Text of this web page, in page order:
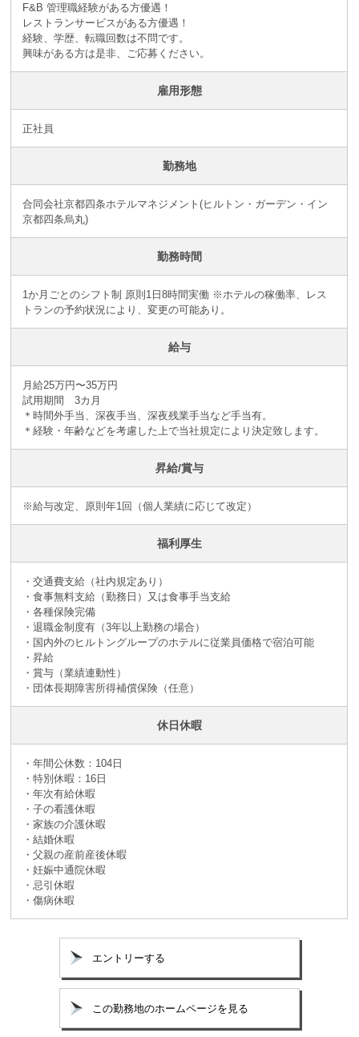
F&B 管理職経験がある方優遇！
レストランサービスがある方優遇！
経験、学歴、転職回数は不問です。
興味がある方は是非、ご応募ください。
雇用形態
正社員
勤務地
合同会社京都四条ホテルマネジメント(ヒルトン・ガーデン・イン
京都四条烏丸)
勤務時間
1か月ごとのシフト制 原則1日8時間実働 ※ホテルの稼働率、レス
トランの予約状況により、変更の可能あり。
給与
月給25万円〜35万円
試用期間 3カ月
＊時間外手当、深夜手当、深夜残業手当など手当有。
＊経験・年齢などを考慮した上で当社規定により決定致します。
昇給/賞与
※給与改定、原則年1回（個人業績に応じて改定）
福利厚生
・交通費支給（社内規定あり）
・食事無料支給（勤務日）又は食事手当支給
・各種保険完備
・退職金制度有（3年以上勤務の場合）
・国内外のヒルトングループのホテルに従業員価格で宿泊可能
・昇給
・賞与（業績連動性）
・団体長期障害所得補償保険（任意）
休日休暇
・年間公休数：104日
・特別休暇：16日
・年次有給休暇
・子の看護休暇
・家族の介護休暇
・結婚休暇
・父親の産前産後休暇
・妊娠中通院休暇
・忌引休暇
・傷病休暇
エントリーする
この勤務地のホームページを見る